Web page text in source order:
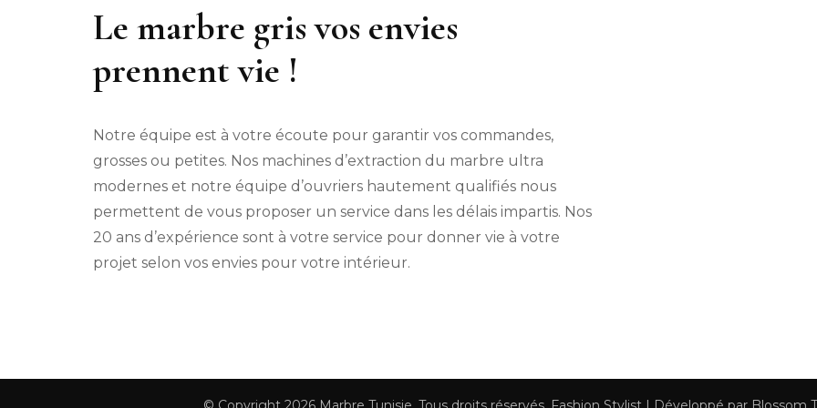
Le marbre gris vos envies
prennent vie !
Notre équipe est à votre écoute pour garantir vos commandes,
grosses ou petites. Nos machines d’extraction du marbre ultra
modernes et notre équipe d’ouvriers hautement qualifiés nous
permettent de vous proposer un service dans les délais impartis. Nos
20 ans d’expérience sont à votre service pour donner vie à votre
projet selon vos envies pour votre intérieur.